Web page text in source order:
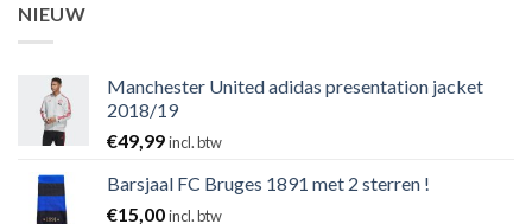
NIEUW
Manchester United adidas presentation jacket
2018/19
€49,99incl. btw
Barsjaal FC Bruges 1891 met 2 sterren !
€15,00incl. btw